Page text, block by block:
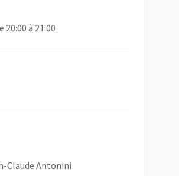
20:00 à 21:00
Claude Antonini